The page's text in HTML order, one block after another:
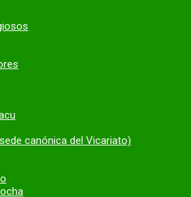
canónica del Vicariato)